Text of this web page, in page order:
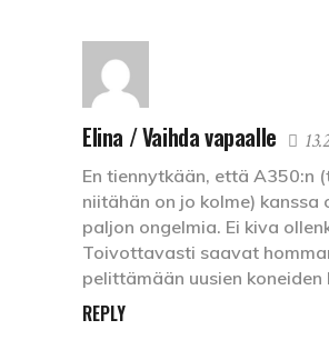
Elina / Vaihda vapaalle
En tiennytkään, että A350:n
niitähän on jo kolme) kanssa
paljon ongelmia. Ei kiva
Toivottavasti saavat
pelittämään uusien koneiden
REPLY